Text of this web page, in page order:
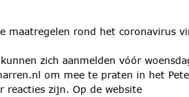
maatregelen rond het coronavirus
zich aanmelden vóór
om mee te praten in het
reacties zijn. Op de website